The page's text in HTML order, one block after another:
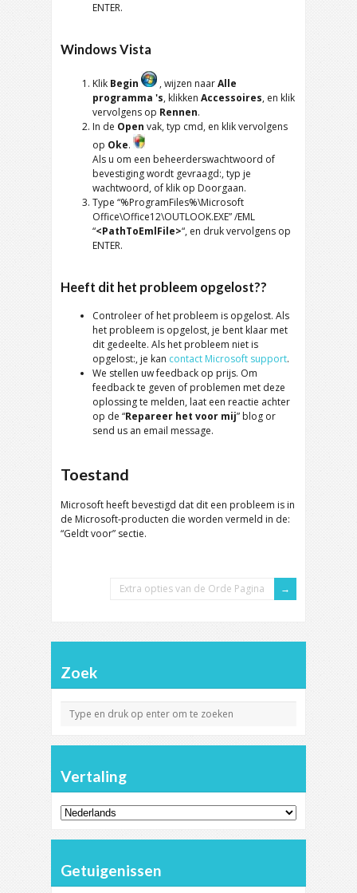
ENTER.
Windows Vista
Klik Begin , wijzen naarAlle
programma 's, klikken Accessoires, en klik
vervolgens op Rennen.
In de Open vak, typ cmd, en klik vervolgens
op Oke.
Als u om een ​​beheerderswachtwoord of
bevestiging wordt gevraagd:, typ je
wachtwoord, of klik op Doorgaan.
Type “%ProgramFiles%\Microsoft
Office\Office12\OUTLOOK.EXE” /EML
“<PathToEmlFile>“, en druk vervolgens op
ENTER.
Heeft dit het probleem opgelost??
Controleer of het probleem is opgelost. Als
het probleem is opgelost, je bent klaar met
dit gedeelte. Als het probleem niet is
opgelost:, je kan contact Microsoft support.
We stellen uw feedback op prijs. Om
feedback te geven of problemen met deze
oplossing te melden, laat een reactie achter
op de “Repareer het voor mij” blog or
send us an email message.
Toestand
Microsoft heeft bevestigd dat dit een probleem is in
de Microsoft-producten die worden vermeld in de:
“Geldt voor” sectie.
Extra opties van de Orde Pagina
Zoek
Vertaling
Getuigenissen